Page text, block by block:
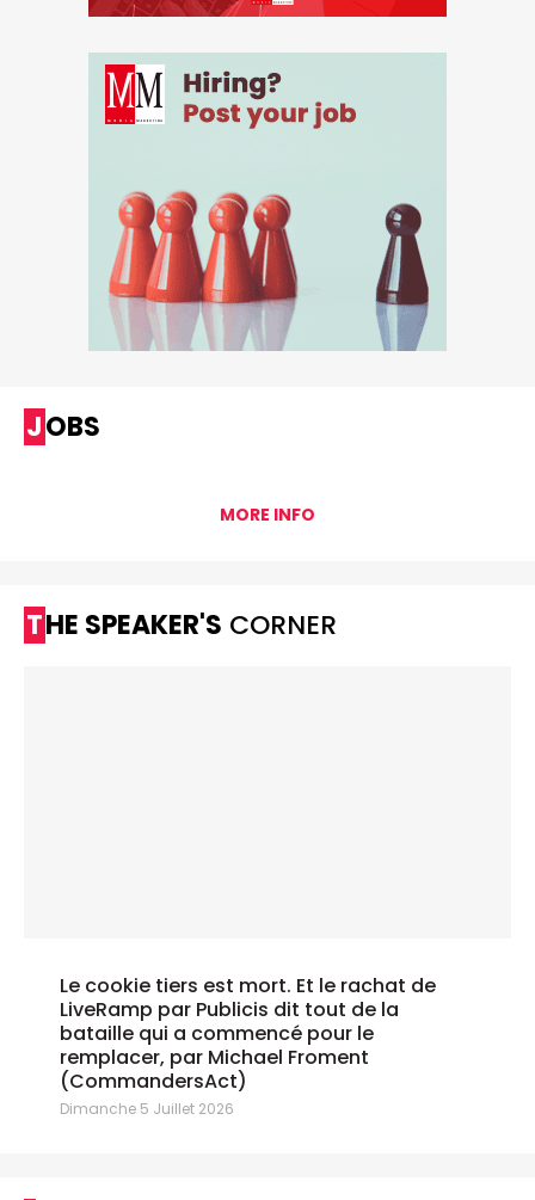
JOBS
MORE INFO
THE SPEAKER'S CORNER
Le cookie tiers est mort. Et le rachat de
LiveRamp par Publicis dit tout de la
bataille qui a commencé pour le
remplacer, par Michael Froment
(CommandersAct)
Dimanche 5 Juillet 2026